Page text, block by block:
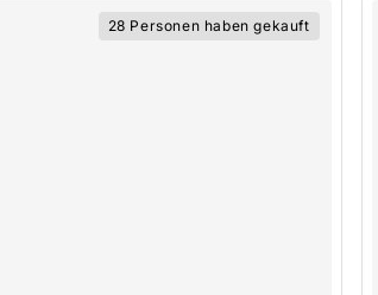
28 Personen haben gekauft